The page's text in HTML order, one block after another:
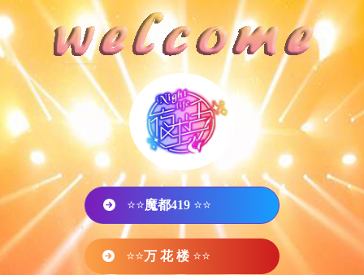
⭐⭐魔都419 ⭐⭐
⭐⭐万 花 楼 ⭐⭐